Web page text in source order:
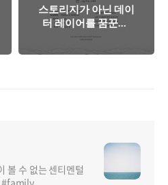
스토리지가 아닌 데이
터 레이어를 꿈꾼다,
DropBox 개발자데이
볼 수 없는 센티멘털